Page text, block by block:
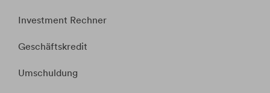
Investment Rechner
Geschäftskredit
Umschuldung